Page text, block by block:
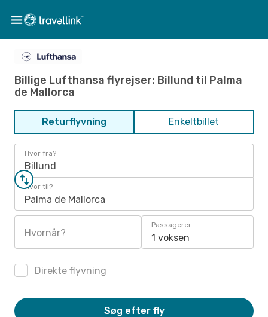
Billige Lufthansa flyrejser: Billund til Palma
de Mallorca
Returflyvning Enkeltbillet
Hvor fra?
Billund
Hvor til?
Palma de Mallorca
Hvornår?
Passagerer
1 voksen
Direkte flyvning
Søg efter fly